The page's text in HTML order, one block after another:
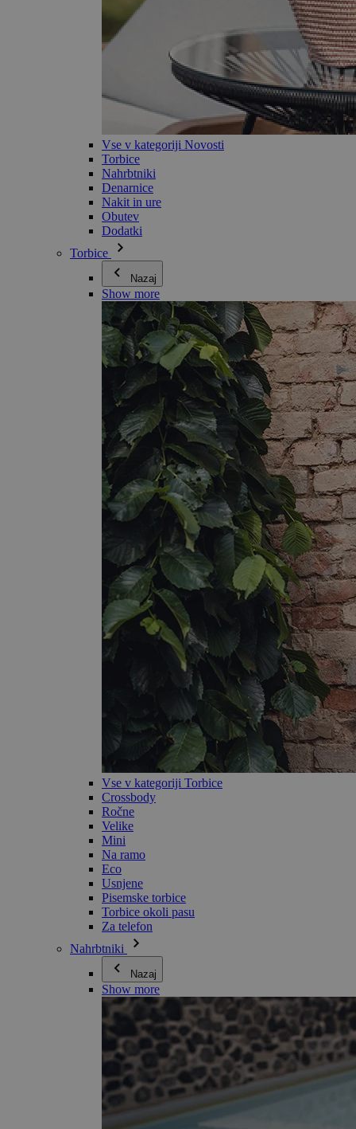
Vse v kategoriji Novosti
Torbice
Nahrbtniki
Denarnice
Nakit in ure
Obutev
Dodatki
Torbice
Nazaj
Show more
Vse v kategoriji Torbice
Crossbody
Ročne
Velike
Mini
Na ramo
Eco
Usnjene
Pisemske torbice
Torbice okoli pasu
Za telefon
Nahrbtniki
Nazaj
Show more